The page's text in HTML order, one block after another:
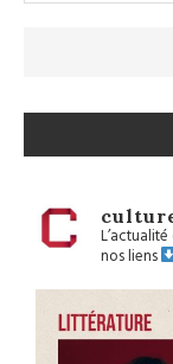
nos liens